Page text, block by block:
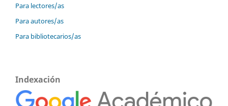
Para lectores/as
Para autores/as
Para bibliotecarios/as
Indexación